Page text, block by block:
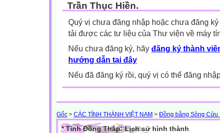
Trần Thục Hiền.
Quý vị chưa đăng nhập hoặc chưa đăng
tải được các tư liệu của Thư viện về máy
Nếu chưa đăng ký, hãy đăng ký thành
hướng dẫn tại đây
Nếu đã đăng ký rồi, quý vị có thể đăng
Gốc > CÁC TỈNH THÀNH VIỆT NAM > Đồng bằng Sông Cửu
* Tỉnh Đồng Tháp: Lịch sử hình thành